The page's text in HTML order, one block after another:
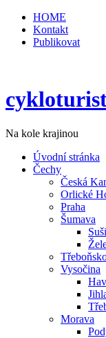
HOME
Kontakt
Publikovat
Na kole krajinou
Úvodní stránka
Čechy
Česká
Orlické
Praha
Šumava
Vysočina
Morava